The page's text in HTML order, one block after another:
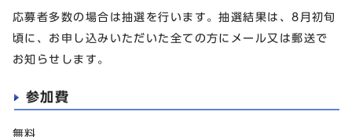
応募者多数の場合は抽選を行います。抽選結果は、8月初旬
頃に、お申し込みいただいた全ての方にメール又は郵送で
お知らせします。
参加費
無料